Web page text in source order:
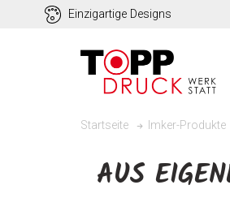
Einzigartige Designs
Startseite Imker-Produkte
AUS